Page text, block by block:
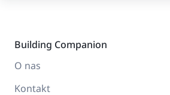
Building Companion
O nas
Kontakt